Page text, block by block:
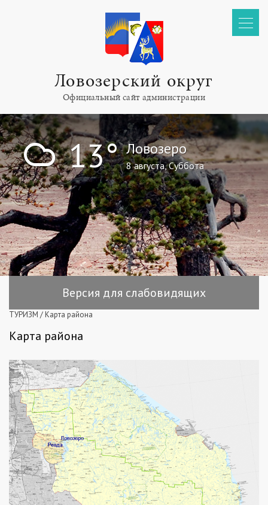
Ловозерский округ
Официальный сайт администрации
! 13° Ловозеро
8 августа, Суббота
Версия для слабовидящих
ТУРИЗМ / Карта района
Карта района